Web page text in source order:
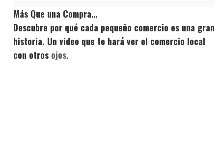
Más Que una Compra…
Descubre por qué cada pequeño comercio es una gran
historia. Un video que te hará ver el comercio local
con otros ojos.